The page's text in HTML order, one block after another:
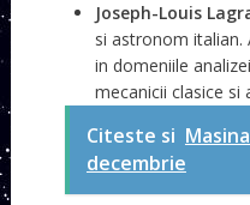
Joseph-Louis
si astronom
in domeniile
mecanicii clasice si
Citeste si
decembrie